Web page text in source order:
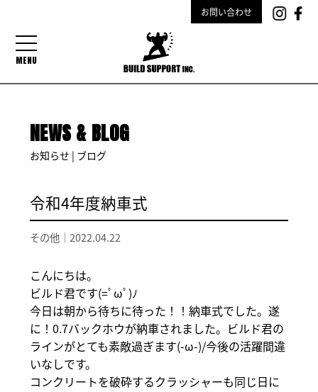
お問い合わせ
MENU
NEWS & BLOG
お知らせ | ブログ
令和4年度納車式
その他｜ 2022.04.22
こんにちは。
ビルド君です(=ﾟωﾟ)ﾉ
今日は朝から待ちに待った！！納車式でした。遂
に！0.7バックホウが納車されました。ビルド君の
ラインがとても素敵過ぎます(-ω-)/今後の活躍間違
いなしです。
コンクリートを破砕するクラッシャーも同じ日に